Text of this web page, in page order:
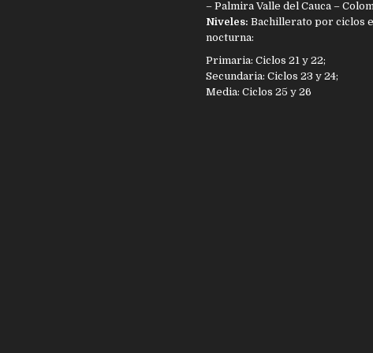
– Palmira Valle del Cauca –
Niveles: Bachillerato por ciclos
nocturna:
Primaria: Ciclos 21 y 22;
Secundaria: Ciclos 23 y 24;
Media: Ciclos 25 y 26